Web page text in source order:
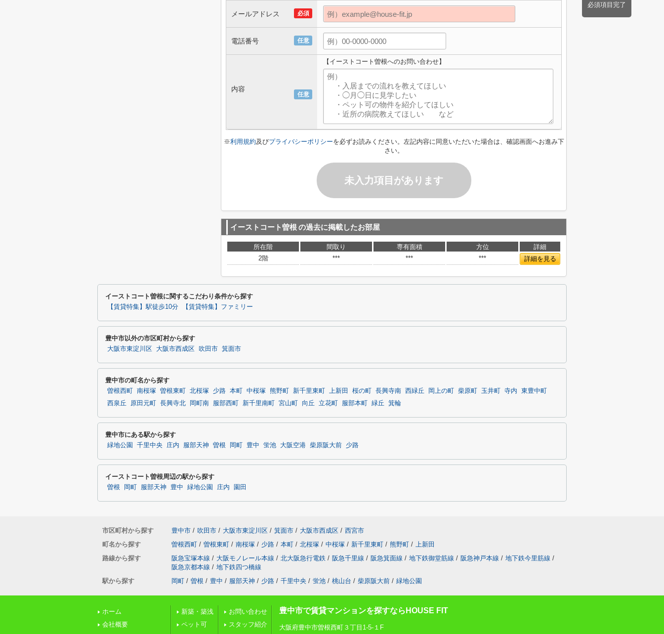
必須項目完了
必須
メールアドレス
任意
電話番号
任意
内容
【イーストコート曽根へのお問い合わせ】
※利用規約及びプライバシーポリシーを必ずお読みください。左記内容に同意いただいた場合は、確認画面へお進み下
さい。
未入力項目があります
イーストコート曽根 の過去に掲載したお部屋
所在階 間取り 専有面積 方位
詳細
2階
*** *** *** 詳細を見る
イーストコート曽根に関するこだわり条件から探す
【賃貸特集】駅徒歩10分 【賃貸特集】ファミリー
豊中市以外の市区町村から探す
大阪市東淀川区 大阪市西成区 吹田市 箕面市
豊中市の町名から探す
曽根西町 南桜塚 曽根東町 北桜塚 少路 本町 中桜塚 熊野町 新千里東町 上新田 桜の町 長興寺南 西緑丘 岡上の町 柴原町 玉井町 寺内
東豊中町
西泉丘
原田元町 長興寺北 岡町南 服部西町 新千里南町 宮山町 向丘 立花町 服部本町 緑丘 箕輪
豊中市にある駅から探す
緑地公園 千里中央 庄内 服部天神 曽根 岡町 豊中 蛍池 大阪空港 柴原阪大前 少路
イーストコート曽根周辺の駅から探す
曽根 岡町 服部天神 豊中 緑地公園 庄内 園田
市区町村から探す 豊中市 / 吹田市 / 大阪市東淀川区 / 箕面市 / 大阪市西成区 / 西宮市
町名から探す
曽根西町 / 曽根東町 / 南桜塚 / 少路 / 本町 / 北桜塚 / 中桜塚 / 新千里東町 / 熊野町 / 上新田
路線から探す
阪急宝塚本線 / 大阪モノレール本線 / 北大阪急行電鉄 / 阪急千里線 / 阪急箕面線 / 地下鉄御堂筋線 / 阪急神戸本線 / 地下鉄今里筋線 /
阪急京都本線 / 地下鉄四つ橋線
駅から探す
岡町 / 曽根 / 豊中 / 服部天神 / 少路 / 千里中央 / 蛍池 / 桃山台 / 柴原阪大前 / 緑地公園
ホーム
会社概要
新築・築浅
ペット可
お問い合わせ
スタッフ紹介
豊中市で賃貸マンションを探すならHOUSE FIT
大阪府豊中市曽根西町３丁目1-5-１F